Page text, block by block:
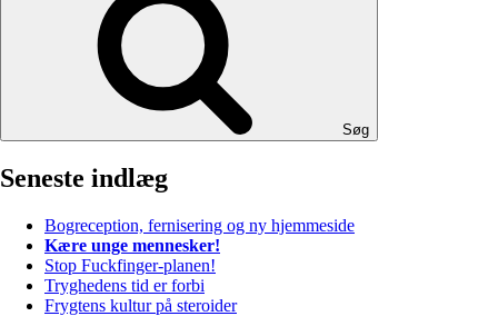
Søg
Seneste indlæg
Bogreception, fernisering og ny hjemmeside
Kære unge mennesker!
Stop Fuckfinger-planen!
Tryghedens tid er forbi
Frygtens kultur på steroider